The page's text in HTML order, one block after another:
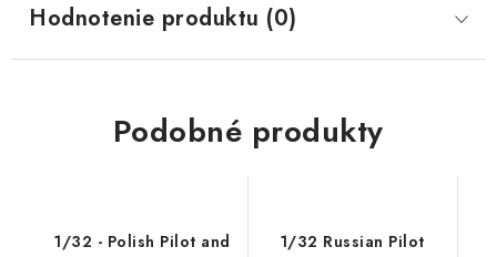
Hodnotenie produktu (0)
Podobné produkty
1/32 - Polish Pilot and
1/32 Russian Pilot